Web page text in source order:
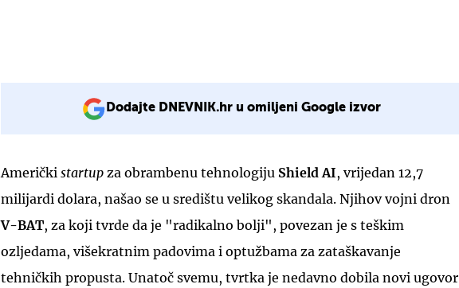
Dodajte DNEVNIK.hr u omiljeni Google izvor
Američki startup za obrambenu tehnologiju Shield AI, vrijedan 12,7
milijardi dolara, našao se u središtu velikog skandala. Njihov vojni dron
V-BAT, za koji tvrde da je "radikalno bolji", povezan je s teškim
ozljedama, višekratnim padovima i optužbama za zataškavanje
tehničkih propusta. Unatoč svemu, tvrtka je nedavno dobila novi ugovor